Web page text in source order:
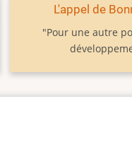
L'appel de
"Pour une autre